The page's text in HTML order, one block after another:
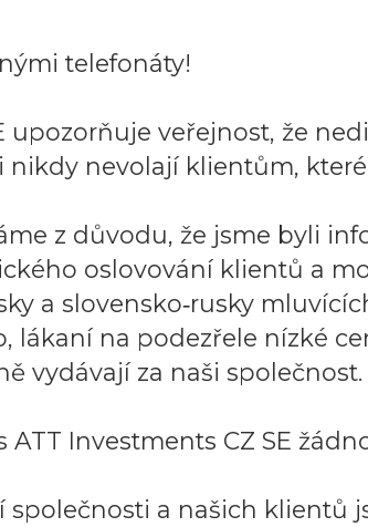
telefonáty!
upozorňuje veřejnost, že
nevolají klientům,
z důvodu, že jsme byli
oslovování klientů a
a slovensko‑rusky
lákaní na podezřele nízké
vydávají za naši společnost.
Investments CZ SE
společnosti a našich klientů